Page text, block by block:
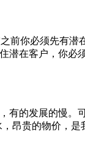
前你必须先有
潜在客户，你必
的发展的慢。
贵的物价，是